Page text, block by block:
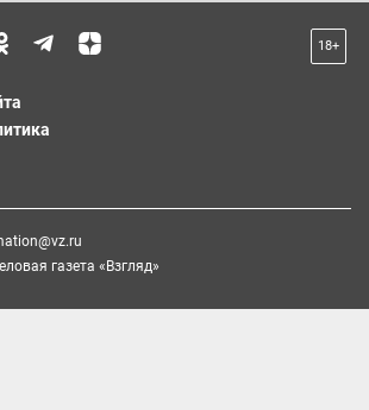
18+
газета «Взгляд»